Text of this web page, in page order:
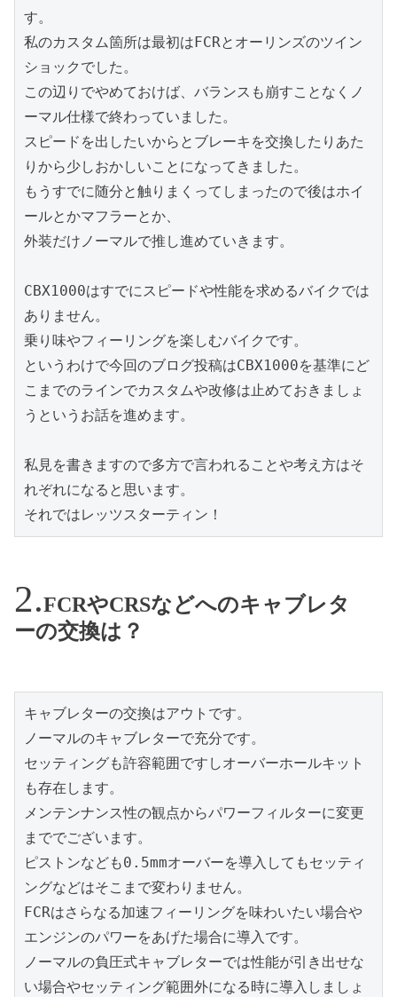
す。
私のカスタム箇所は最初はFCRとオーリンズのツイン
ショックでした。
この辺りでやめておけば、バランスも崩すことなくノ
ーマル仕様で終わっていました。
スピードを出したいからとブレーキを交換したりあた
りから少しおかしいことになってきました。
もうすでに随分と触りまくってしまったので後はホイ
ールとかマフラーとか、
外装だけノーマルで推し進めていきます。
CBX1000はすでにスピードや性能を求めるバイクでは
ありません。
乗り味やフィーリングを楽しむバイクです。
というわけで今回のブログ投稿はCBX1000を基準にど
こまでのラインでカスタムや改修は止めておきましょ
うというお話を進めます。
私見を書きますので多方で言われることや考え方はそ
れぞれになると思います。
それではレッツスターティン！
FCRやCRSなどへのキャブレタ
ーの交換は？
キャブレターの交換はアウトです。
ノーマルのキャブレターで充分です。
セッティングも許容範囲ですしオーバーホールキット
も存在します。
メンテンナンス性の観点からパワーフィルターに変更
まででございます。
ピストンなども0.5mmオーバーを導入してもセッティ
ングなどはそこまで変わりません。
FCRはさらなる加速フィーリングを味わいたい場合や
エンジンのパワーをあげた場合に導入です。
ノーマルの負圧式キャブレターでは性能が引き出せな
い場合やセッティング範囲外になる時に導入しましょ